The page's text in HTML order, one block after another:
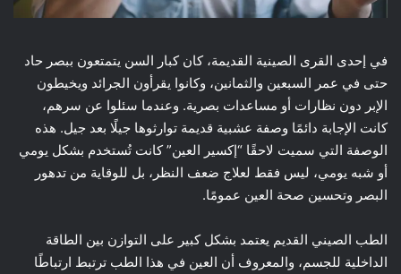
في إحدى القرى الصينية القديمة، كان كبار السن يتمتعون ببصر حاد
حتى في عمر السبعين والثمانين، وكانوا يقرأون الجرائد ويخيطون
الإبر دون نظارات أو مساعدات بصرية. وعندما سئلوا عن سرهم،
كانت الإجابة دائمًا وصفة عشبية قديمة توارثوها جيلًا بعد جيل. هذه
الوصفة التي سميت لاحقًا “إكسير العين” كانت تُستخدم بشكل يومي
أو شبه يومي، ليس فقط لعلاج ضعف النظر، بل للوقاية من تدهور
البصر وتحسين صحة العين عمومًا.
الطب الصيني القديم يعتمد بشكل كبير على التوازن بين الطاقة
الداخلية للجسم، والمعروف أن العين في هذا الطب ترتبط ارتباطًا